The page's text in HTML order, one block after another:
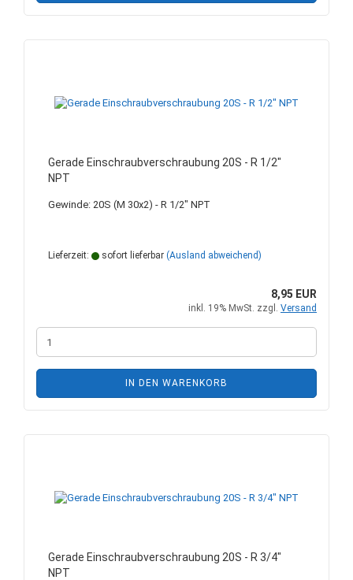
Gerade Einschraubverschraubung 20S - R 1/2"
NPT
Gewinde: 20S (M 30x2) - R 1/2" NPT
Lieferzeit: sofort lieferbar (Ausland abweichend)
8,95 EUR
inkl. 19% MwSt. zzgl. Versand
IN DEN WARENKORB
Gerade Einschraubverschraubung 20S - R 3/4"
NPT